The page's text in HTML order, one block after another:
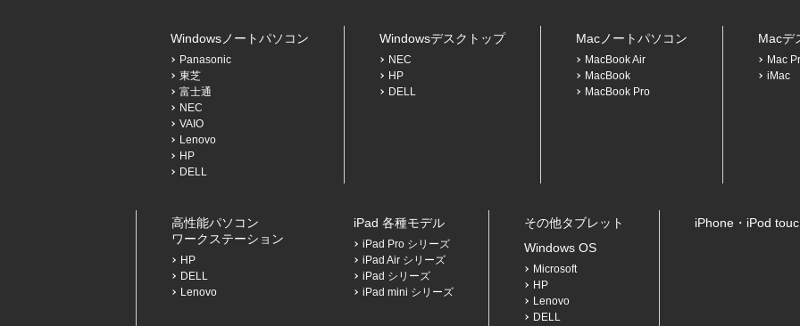
Windowsノートパソコン
Panasonic
東芝
富士通
NEC
VAIO
Lenovo
HP
DELL
Windowsデスクトップ
NEC
HP
DELL
Macノートパソコン
MacBook Air
MacBook
MacBook Pro
Macデ
Mac
iMac
高性能パソコン
ワークステーション
HP
DELL
Lenovo
iPad 各種モデル
iPad Pro シリーズ
iPad Air シリーズ
iPad シリーズ
iPad mini シリーズ
その他タブレット
Windows OS
Microsoft
HP
Lenovo
DELL
iPhone・iPod